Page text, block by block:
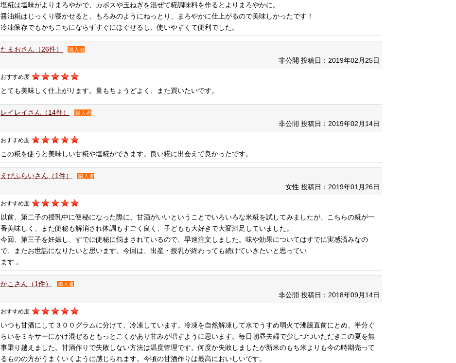
塩糀は塩味がよりまろやかで、カボスや玉ねぎを混ぜて糀調味料を作るとよりまろやかに。
醤油糀はじっくり寝かせると、もろみのようにねっとり、まろやかに仕上がるので美味しかったです！
冷凍保存でもかちこちにならずすぐにほぐせるし、使いやすくて便利でした。
たまおさん（26件） 購入者
非公開 投稿日：2019年02月25日
おすすめ度
とても美味しく仕上がります。量もちょうどよく、また買いたいです。
レイレイさん（14件） 購入者
非公開 投稿日：2019年02月14日
おすすめ度
この糀を使うと美味しい甘糀や塩糀ができます。良い糀に出会えて良かったです。
えびふらいさん（1件） 購入者
女性 投稿日：2019年01月26日
おすすめ度
以前、第二子の授乳中に便秘になった際に、甘酒がいいということでいろいろな米糀を試してみましたが、こちらの糀が一
番美味しく、また便秘も解消され体調もすごく良く、子どもも大好きで大変満足していました。
今回、第三子を妊娠し、すでに便秘に悩まされているので、早速注文しました。味や効果についてはすでに実感済みなの
で、またお世話になりたいと思います。今回は、出産・授乳が終わっても続けていきたいと思ってい
ます 。
かこさん（1件） 購入者
非公開 投稿日：2018年09月14日
おすすめ度
いつも甘酒にして３００グラムに分けて、冷凍しています。冷凍を自然解凍して水でうすめ弱火で沸騰直前にとめ、半分ぐ
らいをミキサーにかけ混ぜるともっとこくがあり甘みが増すように思います。毎日朝昼夫婦で少しづついただきこの夏を無
事乗り越えました。甘酒作りで失敗しない方法は温度管理です。何度か失敗しましたが新米のもち米よりも今の時期売って
るものの方がうまくいくように感じられます。今頃の甘酒作りは最高においしいです。